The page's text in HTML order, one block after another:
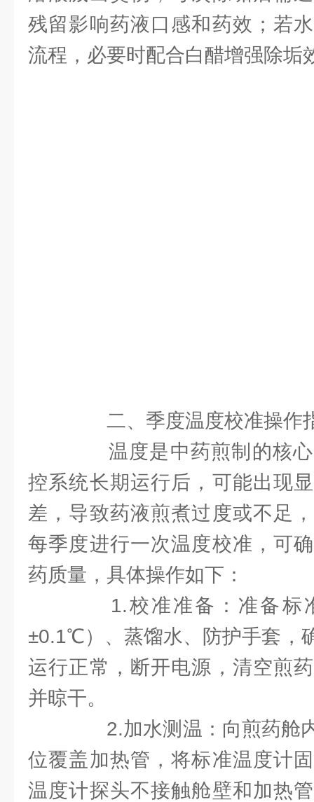
残留影响药液口感和药效；若
流程，必要时配合白醋增强除垢
二、季度温度校准操作
温度是中药煎制的核心
控系统长期运行后，可能出现
差，导致药液煎煮过度或不足
每季度进行一次温度校准，可
药质量，具体操作如下：
1.校准准备：准备标
±0.1℃）、蒸馏水、防护手套，
运行正常，断开电源，清空煎
并晾干。
2.加水测温：向煎药舱
位覆盖加热管，将标准温度计
温度计探头不接触舱壁和加热